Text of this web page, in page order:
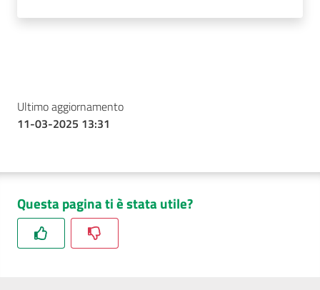
Ultimo aggiornamento
11-03-2025 13:31
Questa pagina ti è stata utile?